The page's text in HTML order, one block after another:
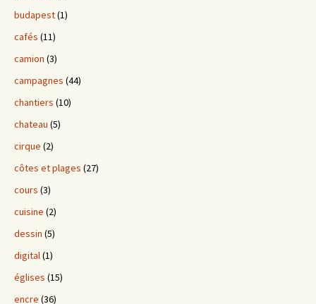
budapest(1)
cafés (11)
camion (3)
campagnes (44)
chantiers (10)
chateau (5)
cirque (2)
côtes et plages (27)
cours (3)
cuisine (2)
dessin (5)
digital (1)
églises (15)
encre (36)